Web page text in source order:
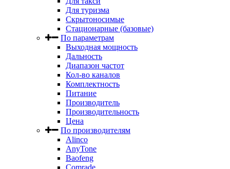
Для туризма
Скрытоносимые
Стационарные (базовые)
По параметрам
Выходная мощность
Дальность
Диапазон частот
Кол-во каналов
Комплектность
Питание
Производитель
Производительность
Цена
По производителям
Alinco
AnyTone
Baofeng
Comrade